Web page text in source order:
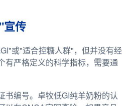
宣传
或"适合控糖人群"，但并没有经
有严格定义的科学指标，需要通
书编号。卓牧低GI纯羊奶粉的认